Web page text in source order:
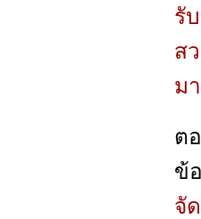
รั
ส
ม
ต
ข้
จั